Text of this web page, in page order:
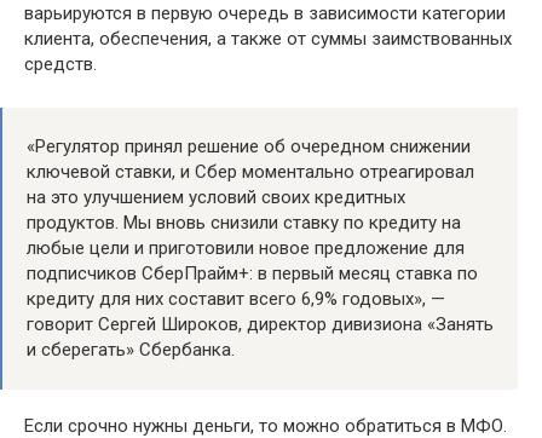
варьируются в первую очередь в зависимости категории
клиента, обеспечения, а также от суммы заимствованных
средств.
«Регулятор принял решение об очередном снижении
ключевой ставки, и Сбер моментально отреагировал
на это улучшением условий своих кредитных
продуктов. Мы вновь снизили ставку по кредиту на
любые цели и приготовили новое предложение для
подписчиков СберПрайм+: в первый месяц ставка по
кредиту для них составит всего 6,9% годовых», —
говорит Сергей Широков, директор дивизиона «Занять
и сберегать» Сбербанка.
Если срочно нужны деньги, то можно обратиться в МФО.